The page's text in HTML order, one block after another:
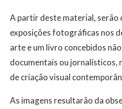
A partir deste material, serão
exposições fotográficas nos
arte e um livro concebidos
documentais ou jornalísticos,
de criação visual
As imagens resultarão da